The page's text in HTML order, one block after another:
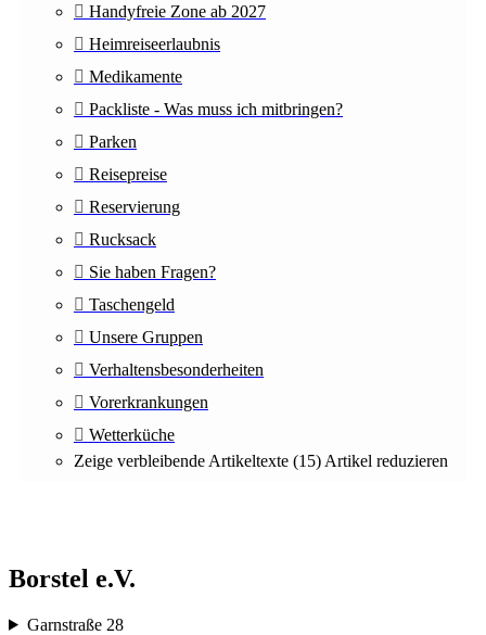
Handyfreie Zone ab 2027
Heimreiseerlaubnis
Medikamente
Packliste - Was muss ich mitbringen?
Parken
Reisepreise
Reservierung
Rucksack
Sie haben Fragen?
Taschengeld
Unsere Gruppen
Verhaltensbesonderheiten
Vorerkrankungen
Wetterküche
Zeige verbleibende Artikeltexte (15) Artikel reduzieren
Borstel e.V.
Garnstraße 28